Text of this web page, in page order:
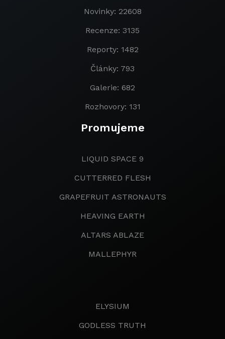
Novinky: 22608
Recenze: 3135
Reporty: 1482
Články: 793
Galerie: 682
Rozhovory: 131
Promujeme
LIQUID SPACE 9
CUTTERRED FLESH
GRAPEFRUIT ASTRONAUTS
HEAVING EARTH
ALTARS ABLAZE
MALLEPHYR
ELYSIUM
GODLESS TRUTH